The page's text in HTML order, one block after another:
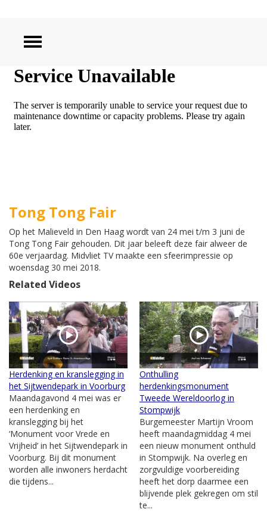
ZOEKEN
Tong Tong Fair
Op het Malieveld in Den Haag wordt van 24 mei t/m 3 juni de
Tong Tong Fair gehouden. Dit jaar beleeft deze fair alweer de
60e verjaardag. Midvliet TV maakte een sfeerimpressie op
woensdag 30 mei 2018.
Related Videos
Herdenking en kranslegging in
het Sijtwendepark in Voorburg
Maandagavond 4 mei was er
een herdenking en
kranslegging bij het
‘Monument voor Vrede en
Vrijheid’ in het Sijtwendepark in
Voorburg. Bij dit monument
worden alle inwoners herdacht
die tijdens...
Onthulling
herdenkingsmonument
Tweede Wereldoorlog in
Stompwijk
Burgemeester Martijn Vroom
heeft maandagmiddag 4 mei
een nieuw monument onthuld
in Stompwijk. Na overleg en
zorgvuldige voorbereiding
heeft het dorp daarmee een
blijvende plek gekregen om stil
te...